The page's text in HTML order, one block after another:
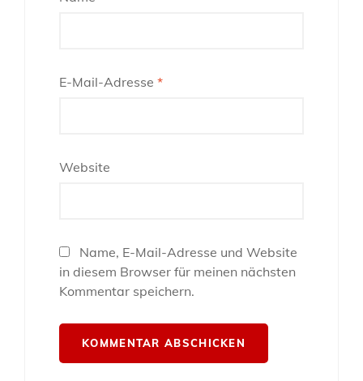
E-Mail-Adresse *
Website
Name, E-Mail-Adresse und Website
in diesem Browser für meinen nächsten
Kommentar speichern.